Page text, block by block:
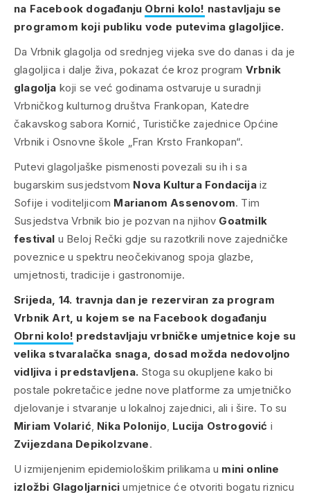
na Facebook događanju Obrni kolo! nastavljaju se
programom koji publiku vode putevima glagoljice.
Da Vrbnik glagolja od srednjeg vijeka sve do danas i da je
glagoljica i dalje živa, pokazat će kroz program Vrbnik
glagolja koji se već godinama ostvaruje u suradnji
Vrbničkog kulturnog društva Frankopan, Katedre
čakavskog sabora Kornić, Turističke zajednice Općine
Vrbnik i Osnovne škole „Fran Krsto Frankopan“.
Putevi glagoljaške pismenosti povezali su ih i sa
bugarskim susjedstvom Nova Kultura Fondacijaiz
Sofije i voditeljicom Marianom Assenovom. Tim
Susjedstva Vrbnik bio je pozvan na njihov Goatmilk
festival u Beloj Rečki gdje su razotkrili nove zajedničke
poveznice u spektru neočekivanog spoja glazbe,
umjetnosti, tradicije i gastronomije.
Srijeda, 14. travnja dan je rezerviran za program
Vrbnik Art, u kojem se na Facebook događanju
Obrni kolo! predstavljaju vrbničke umjetnice koje su
velika stvaralačka snaga, dosad možda nedovoljno
vidljiva i predstavljena. Stoga su okupljene kako bi
postale pokretačice jedne nove platforme za umjetničko
djelovanje i stvaranje u lokalnoj zajednici, ali i šire. To su
Miriam Volarić Nika Polonijo Lucija Ostrogović i
Zvijezdana Depikolzvane.
U izmijenjenim epidemiološkim prilikama u mini online
izložbi Glagoljarnici umjetnice će otvoriti bogatu riznicu